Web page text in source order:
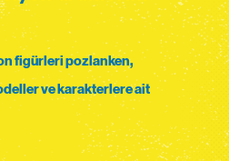
figürleri pozlanken,
ve karakterlere ait